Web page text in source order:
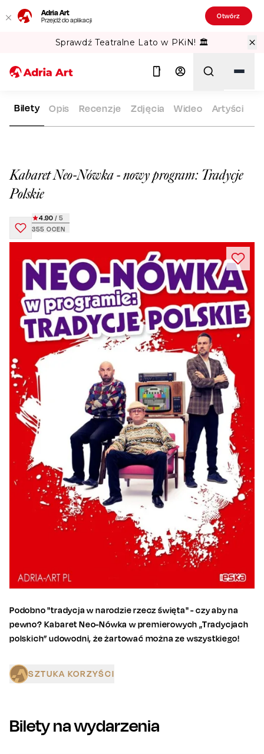
Adria Art
Przejdź do aplikacji Otwórz
Sprawdź Teatralne Lato w PKiN! 🏛️
ADRIA ART REPERTUAR KABARET NEO-NÓWKA - NOWY
Kabaret Neo-Nówka - nowy program: Tradycje
Polskie
355 OCEN
4.90 / 5
Bilety Opis Recenzje Zdjęcia Wideo Artyści
Podobno "tradycja w narodzie rzecz święta" - czy aby na
pewno? Kabaret Neo-Nówka w premierowych „Tradycjach
polskich” udowodni, że żartować można ze wszystkiego!
SZTUKA KORZYŚCI
Bilety na wydarzenia